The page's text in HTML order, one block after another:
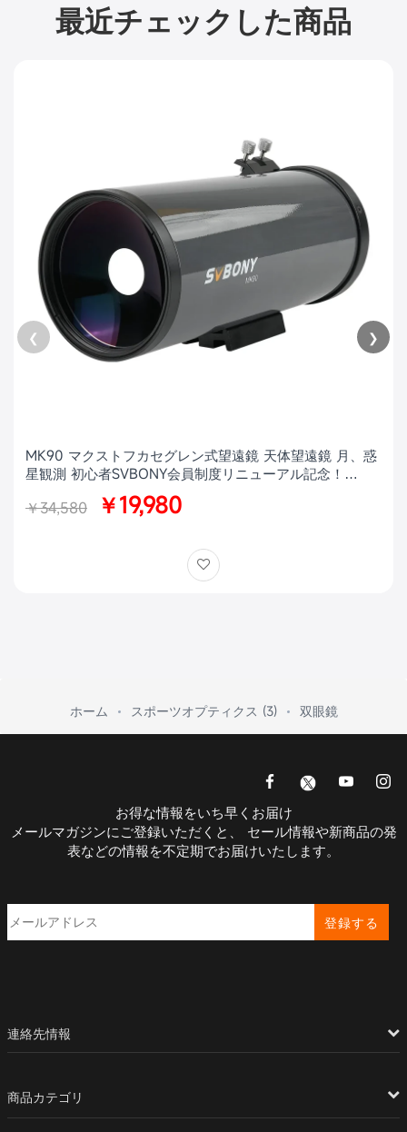
最近チェックした商品
❮
MK90 マクストフカセグレン式望遠鏡 天体望遠鏡 月、惑
星観測 初心者SVBONY会員制度リニューアル記念！
MK90特別価格キャンペーン【訳ありアウトレット × 数量
限定】
￥34,580 ￥19,980
❯
ホーム スポーツオプティクス (3) 双眼鏡
お得な情報をいち早くお届け
メールマガジンにご登録いただくと、 セール情報や新商品の発
表などの情報を不定期でお届けいたします。
登録する
連絡先情報
商品カテゴリ